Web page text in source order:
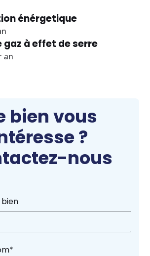
énérgetique
gaz à effet de serre
an
bien vous
?
nous